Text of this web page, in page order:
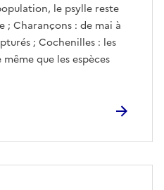
le psylle reste
; Charançons : de mai à
; Cochenilles : les
que les espèces